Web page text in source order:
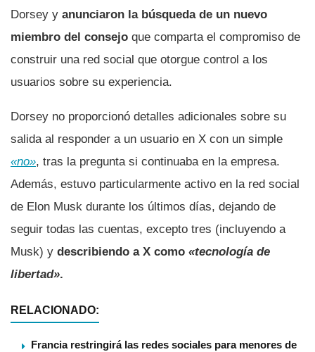
Dorsey y anunciaron la búsqueda de un nuevo
miembro del consejo que comparta el compromiso de
construir una red social que otorgue control a los
usuarios sobre su experiencia.
Dorsey no proporcionó detalles adicionales sobre su
salida al responder a un usuario en X con un simple
«no», tras la pregunta si continuaba en la empresa.
Además, estuvo particularmente activo en la red social
de Elon Musk durante los últimos días, dejando de
seguir todas las cuentas, excepto tres (incluyendo a
Musk) y describiendo a X como «tecnología de
libertad».
RELACIONADO:
Francia restringirá las redes sociales para menores de